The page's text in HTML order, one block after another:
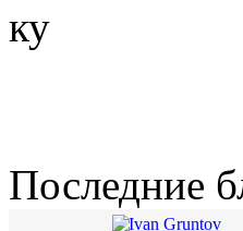
ку
Последние